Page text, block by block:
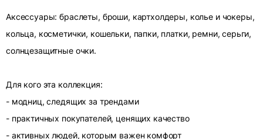
Аксессуары: браслеты, броши, картхолдеры, колье и чокеры,
кольца, косметички, кошельки, папки, платки, ремни, серьги,
солнцезащитные очки.
Для кого эта коллекция:
- модниц, следящих за трендами
- практичных покупателей, ценящих качество
- активных людей, которым важен комфорт